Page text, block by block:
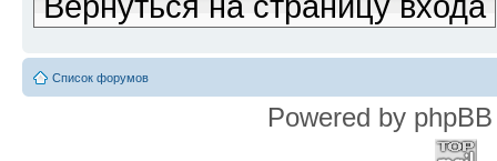
Список форумов
Powered by